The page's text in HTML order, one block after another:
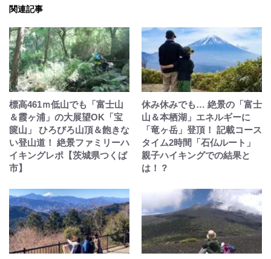
関連記事
標高461ｍ低山でも「富士山
＆霞ヶ浦」の大展望OK「宝
篋山」 ひろびろ山頂＆飽きな
い登山道！ 絶景ファミリーハ
イキングレポ【茨城県つくば
市】
休み休みでも… 絶景の「富士
山＆本栖湖」エネルギーに
「竜ヶ岳」登頂！ 記載コース
タイム2時間「石仏ルート」
親子ハイキングでの結果と
は！？